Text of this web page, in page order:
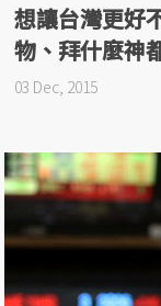
想讓台灣更好
物、拜什麼神
03 Dec, 2015